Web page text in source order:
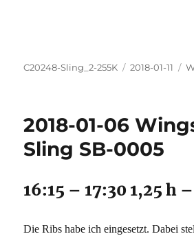
Autor
C20248-Sling_2-255K
Veröffentlicht
2018-01-11
2018-01-06
Sling SB-0005
16:15 – 17:30 1,25 h
Die Ribs habe ich eingesetzt. Dabei